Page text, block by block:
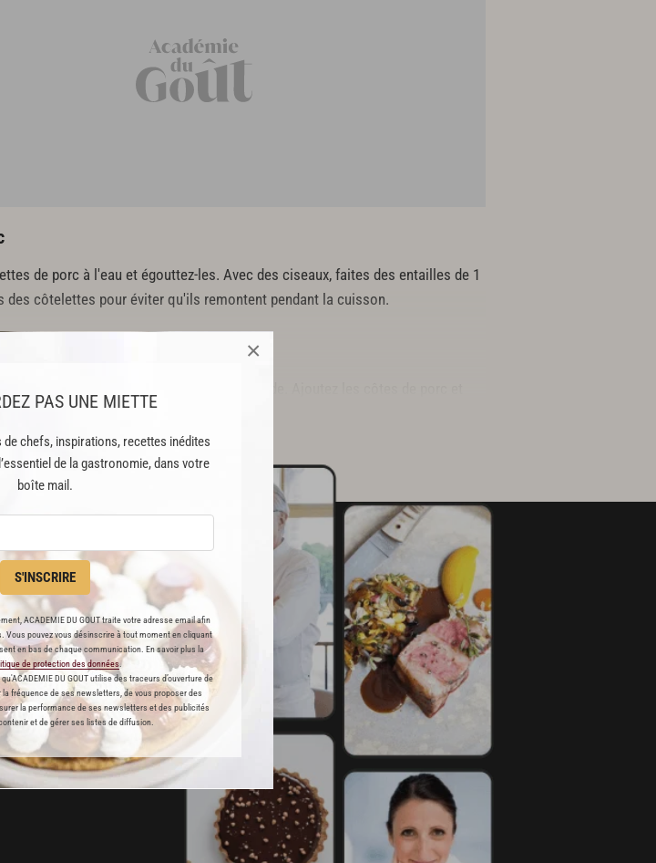
PAS UNE MIETTE
chefs, inspirations, recettes inédites
de la gastronomie, dans votre
boîte mail.
S'INSCRIRE
ACADEMIE DU GOUT traite votre adresse email afin
Vous pouvez vous désinscrire à tout moment en cliquant
en bas de chaque communication. En savoir plus la
de protection des données.
DU GOUT utilise des traceurs d’ouverture de
la fréquence de ses newsletters, de vous proposer des
la performance de ses newsletters et des publicités
et de gérer ses listes de diffusion.
×
de porc à l'eau et égouttez-les. Avec des ciseaux, faites des entailles de 1
des côtelettes pour éviter qu'ils remontent pendant la cuisson.
mélangez tous les ingrédients de la marinade. Ajoutez les côtes de porc et
réservée aux abonnés Premium
PREMIUM